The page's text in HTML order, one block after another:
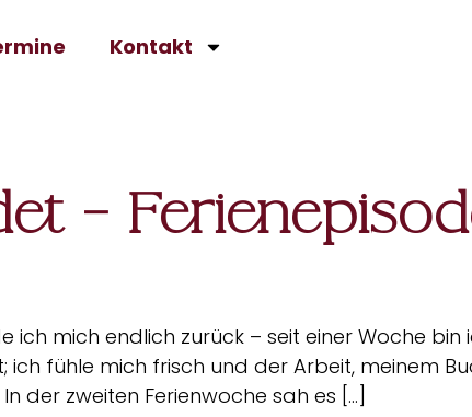
Kontakt
–
mich endlich zurück – seit einer Woche bin
fühle mich frisch und der Arbeit, meinem
der zweiten Ferienwoche sah es […]